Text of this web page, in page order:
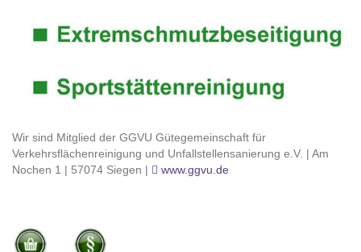
Wir sind Mitglied der GGVU Gütegemeinschaft für
Verkehrsflächenreinigung und Unfallstellensanierung e.V. | Am
Nochen 1 | 57074 Siegen |
www.ggvu.de